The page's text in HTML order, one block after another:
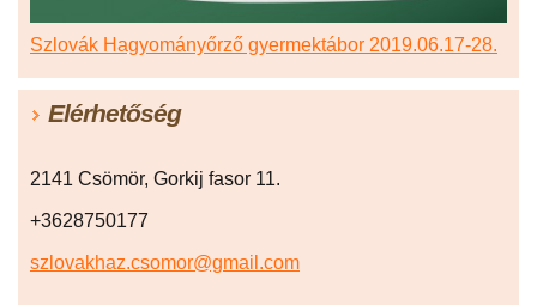
Szlovák Hagyományőrző gyermektábor 2019.06.17-28.
Elérhetőség
2141 Csömör, Gorkij fasor 11.
+3628750177
szlovakhaz.csomor@gmail.com